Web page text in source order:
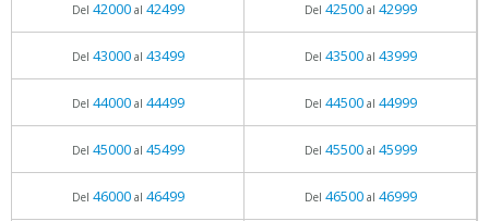
Del 42000al 42499 Del 42500al 42999
Del 43000al 43499 Del 43500al 43999
Del 44000al 44499 Del 44500al 44999
Del 45000al 45499 Del 45500al 45999
Del 46000al 46499 Del 46500al 46999